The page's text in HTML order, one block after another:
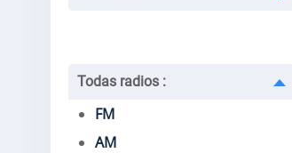
Todas radios :
FM
AM